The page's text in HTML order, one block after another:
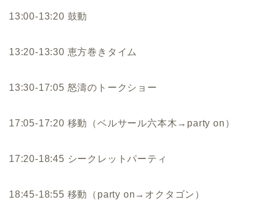
13:00-13:20 鼓動
13:20-13:30 恵方巻きタイム
13:30-17:05 怒濤のトークショー
17:05-17:20 移動（ベルサール六本木→party on）
17:20-18:45 シークレットパーティ
18:45-18:55 移動（party on→オクタゴン）